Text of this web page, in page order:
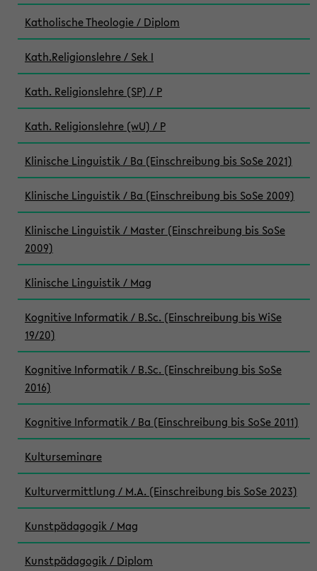
Katholische Theologie / Diplom
Kath.Religionslehre / Sek I
Kath. Religionslehre (SP) / P
Kath. Religionslehre (wU) / P
Klinische Linguistik / Ba (Einschreibung bis SoSe 2021)
Klinische Linguistik / Ba (Einschreibung bis SoSe 2009)
Klinische Linguistik / Master (Einschreibung bis SoSe
2009)
Klinische Linguistik / Mag
Kognitive Informatik / B.Sc. (Einschreibung bis WiSe
19/20)
Kognitive Informatik / B.Sc. (Einschreibung bis SoSe
2016)
Kognitive Informatik / Ba (Einschreibung bis SoSe 2011)
Kulturseminare
Kulturvermittlung / M.A. (Einschreibung bis SoSe 2023)
Kunstpädagogik / Mag
Kunstpädagogik / Diplom